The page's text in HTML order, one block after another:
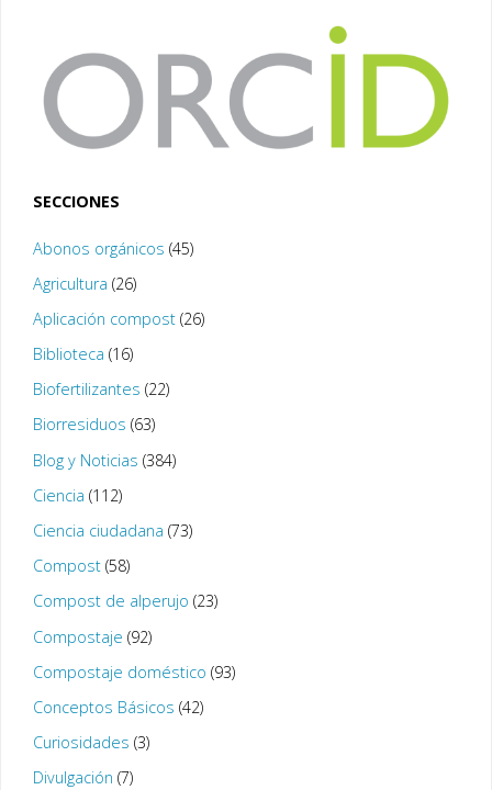
SECCIONES
Abonos orgánicos (45)
Agricultura (26)
Aplicación compost(26)
Biblioteca (16)
Biofertilizantes (22)
Biorresiduos (63)
Blog y Noticias (384)
Ciencia (112)
Ciencia ciudadana (73)
Compost(58)
Compost de alperujo (23)
Compostaje (92)
Compostaje doméstico (93)
Conceptos Básicos (42)
Curiosidades (3)
Divulgación (7)